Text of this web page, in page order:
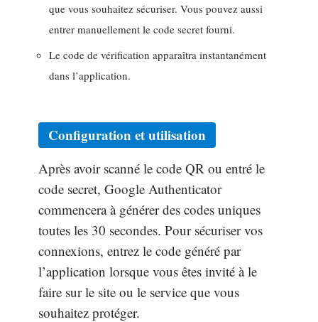
que vous souhaitez sécuriser. Vous pouvez aussi
entrer manuellement le code secret fourni.
Le code de vérification apparaîtra instantanément
dans l’application.
Configuration et utilisation
Après avoir scanné le code QR ou entré le
code secret, Google Authenticator
commencera à générer des codes uniques
toutes les 30 secondes. Pour sécuriser vos
connexions, entrez le code généré par
l’application lorsque vous êtes invité à le
faire sur le site ou le service que vous
souhaitez protéger.